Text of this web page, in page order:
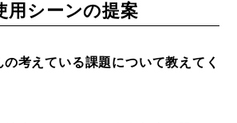
用シーンの提案
考えている課題について教えてく